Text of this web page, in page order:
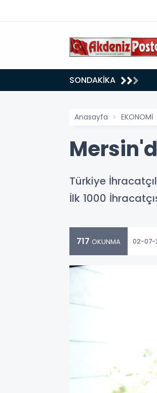
SONDAKİKA
30 dereceyi gördü
Anasayfa EKONOMİ
Türkiye
İlk 1000
717 OKUNMA 02-07-